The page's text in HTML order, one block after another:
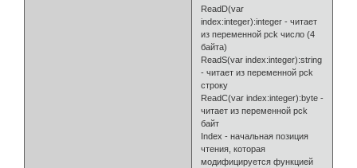
ReadD(var
index:integer):integer - читает
из переменной pck число (4
байта)
ReadS(var index:integer):string
- читает из переменной pck
строку
ReadC(var index:integer):byte -
читает из переменной pck
байт
Index - начальная позиция
чтения, которая
модифицируется функцией